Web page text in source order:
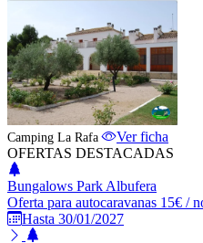
Camping La Rafa
Ver ficha
OFERTAS DESTACADAS
Bungalows Park Albufera
Oferta para autocaravanas 15€ /
Hasta 30/01/2027